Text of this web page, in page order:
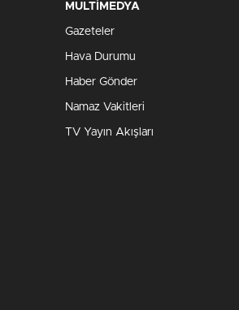
MULTİMEDYA
Gazeteler
Hava Durumu
Haber Gönder
Namaz Vakitleri
TV Yayın Akışları